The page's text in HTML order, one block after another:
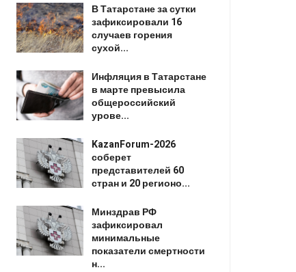
В Татарстане за сутки
зафиксировали 16
случаев горения
сухой...
Инфляция в Татарстане
в марте превысила
общероссийский
урове...
KazanForum-2026
соберет
представителей 60
стран и 20 регионо...
Минздрав РФ
зафиксировал
минимальные
показатели смертности
н...